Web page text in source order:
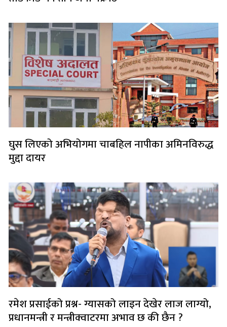
घुस लिएको अभियोगमा चाबहिल नापीका अमिनविरुद्ध
मुद्दा दायर
रमेश प्रसाईको प्रश्न- ग्यासको लाइन देखेर लाज लाग्यो,
प्रधानमन्त्री र मन्त्रीक्वाटरमा अभाव छ की छैन ?